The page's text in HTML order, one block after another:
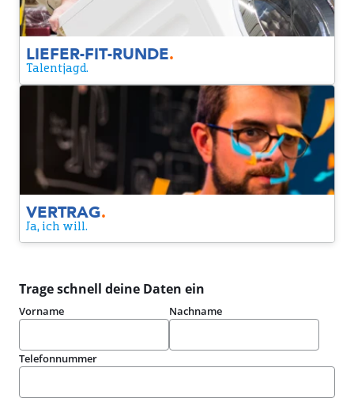
LIEFER-FIT-RUNDE.
Talentjagd.
Anforderungen des Jobs erfüllst. Danach führen wir ein
persönliches Gespräch, um dich besser kennenzulernen.
VERTRAG.
Ja, ich will.
Vertrag
Yes! Wir sind ein Match. Du bekommst einen Vertrag von
uns. Nur noch unterschreiben und schon machen wir es
offiziell.
Trage schnell deine Daten ein
Vorname Nachname
Telefonnummer